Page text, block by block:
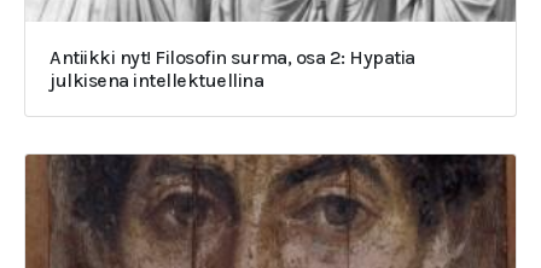
Antiikki nyt! Filosofin surma, osa 2: Hypatia
julkisena intellektuellina